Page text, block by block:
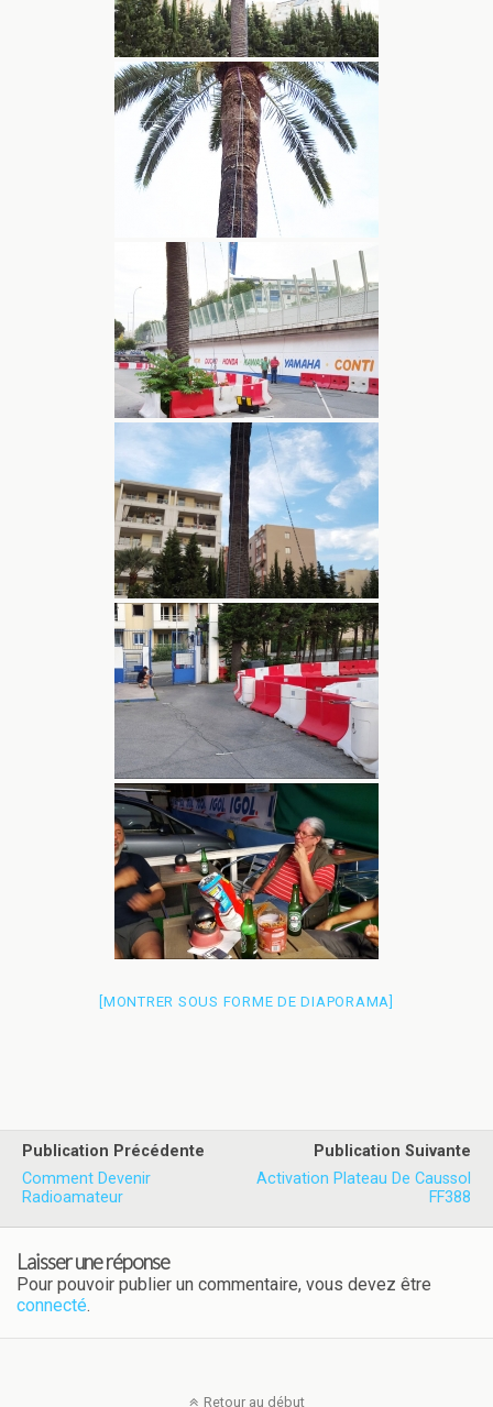
[MONTRER SOUS FORME DE DIAPORAMA]
Publication Précédente
Comment Devenir
Radioamateur
Publication Suivante
Activation Plateau De Caussol
FF388
Laisser une réponse
Pour pouvoir publier un commentaire, vous devez être
connecté.
Retour au début